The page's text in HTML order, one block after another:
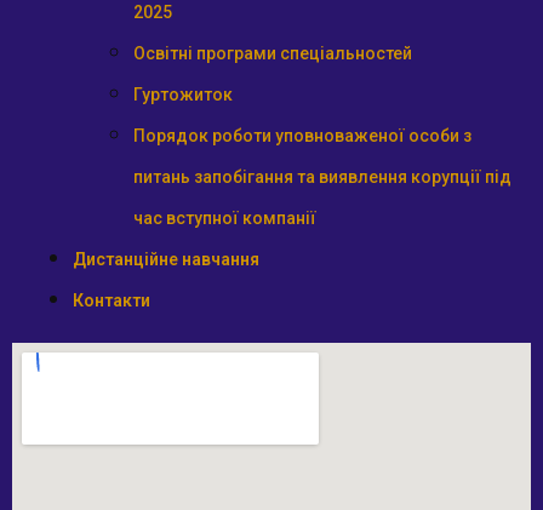
2025
Освітні програми спеціальностей
Гуртожиток
Порядок роботи уповноваженої особи з
питань запобігання та виявлення корупції під
час вступної компанії
Дистанційне навчання
Контакти